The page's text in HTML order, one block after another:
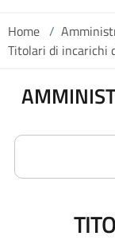
Home /
Titolari di incarichi